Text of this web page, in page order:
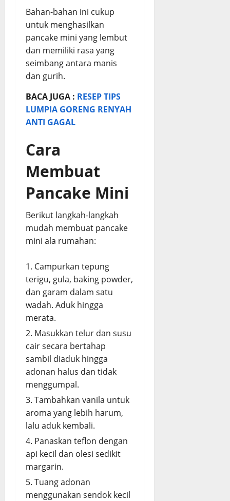
Bahan-bahan ini cukup
untuk menghasilkan
pancake mini yang lembut
dan memiliki rasa yang
seimbang antara manis
dan gurih.
BACA JUGA : RESEP TIPS
LUMPIA GORENG RENYAH
ANTI GAGAL
Cara
Membuat
Pancake Mini
Berikut langkah-langkah
mudah membuat pancake
mini ala rumahan:
Campurkan tepung
terigu, gula, baking powder,
dan garam dalam satu
wadah. Aduk hingga
merata.
Masukkan telur dan susu
cair secara bertahap
sambil diaduk hingga
adonan halus dan tidak
menggumpal.
Tambahkan vanila untuk
aroma yang lebih harum,
lalu aduk kembali.
Panaskan teflon dengan
api kecil dan olesi sedikit
margarin.
Tuang adonan
menggunakan sendok kecil